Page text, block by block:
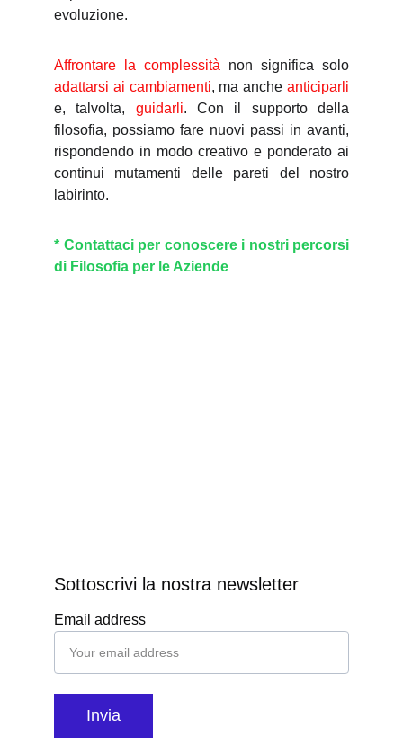
evoluzione.
Affrontare la complessità non significa solo
adattarsi ai cambiamenti, ma ancheanticiparli
e, talvolta, guidarli. Con il supporto della
filosofia, possiamo fare nuovi passi in avanti,
rispondendo in modo creativo e ponderato ai
continui mutamenti delle pareti del nostro
labirinto.
* Contattaci per conoscere i nostri percorsi
di Filosofia per le Aziende
Email address
Invia
Sottoscrivi la nostra newsletter